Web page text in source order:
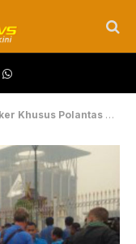
WhatsApp
Polantas ditengah Tebalnya Kabut Asap